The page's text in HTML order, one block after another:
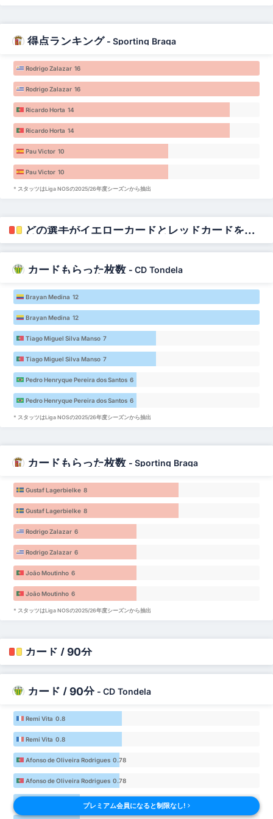
得点ランキング - Sporting Braga
Rodrigo Zalazar 16
Rodrigo Zalazar 16
Ricardo Horta 14
Ricardo Horta 14
Pau Victor 10
Pau Victor 10
* スタッツはLiga NOSの2025/26年度シーズンから抽出
どの選手がイエローカードとレッドカードをもらうのか？
カードもらった枚数 - CD Tondela
Brayan Medina 12
Brayan Medina 12
Tiago Miguel Silva Manso 7
Tiago Miguel Silva Manso 7
Pedro Henryque Pereira dos Santos 6
Pedro Henryque Pereira dos Santos 6
* スタッツはLiga NOSの2025/26年度シーズンから抽出
カードもらった枚数 - Sporting Braga
Gustaf Lagerbielke 8
Gustaf Lagerbielke 8
Rodrigo Zalazar 6
Rodrigo Zalazar 6
João Moutinho 6
João Moutinho 6
* スタッツはLiga NOSの2025/26年度シーズンから抽出
カード / 90分
カード / 90分 - CD Tondela
Remi Vita 0.8
Remi Vita 0.8
Afonso de Oliveira Rodrigues 0.78
Afonso de Oliveira Rodrigues 0.78
プレミアム会員になると制限なし!